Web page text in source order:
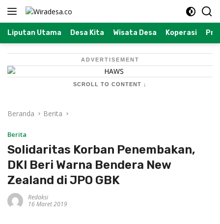
Langsung
Liputan Utama Desa Kita Wisata Desa Koperasi
ADVERTISEMENT
SCROLL TO CONTENT ↓
Beranda Berita
Berita
Solidaritas Korban Penembakan,
DKI Beri Warna Bendera New
Zealand di JPO GBK
Redaksi
16 Maret 2019